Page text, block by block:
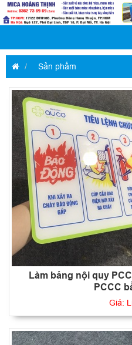
Sản phẩm
Làm bảng nội quy
PCCC
Giá: